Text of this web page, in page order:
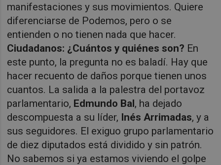
manifestaciones y sus movimientos. Quiere
diferenciarse de Podemos, pero o se
entienden o no tienen nada que hacer.
Ciudadanos: ¿Cuántos y quiénes son? En
este punto, la pregunta no es baladí. Hay que
hacer recuento de daños porque tienen unos
cuantos. La salida a la palestra del portavoz
parlamentario, Edmundo Bal, ha dejado
descompuesta a su líder, Inés Arrimadas, y a
sus seguidores. El exiguo grupo parlamentario
de diez diputados está dividido y sin patrón.
No sabemos si ya estamos viviendo el golpe